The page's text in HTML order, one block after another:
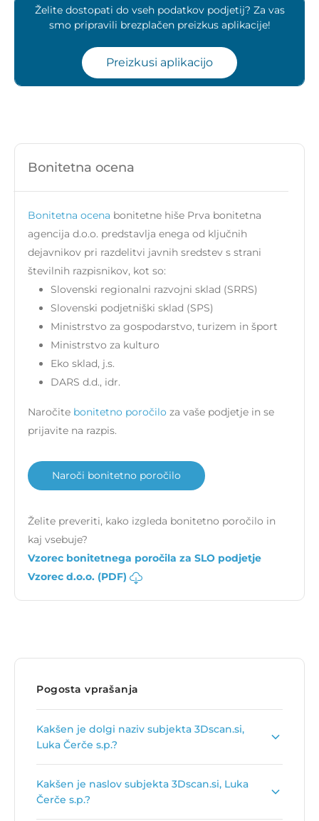
Želite dostopati do vseh podatkov podjetij? Za vas
smo pripravili brezplačen preizkus aplikacije!
Preizkusi aplikacijo
Bonitetna ocena
Bonitetna ocena bonitetne hiše Prva bonitetna
agencija d.o.o. predstavlja enega od ključnih
dejavnikov pri razdelitvi javnih sredstev s strani
številnih razpisnikov, kot so:
Slovenski regionalni razvojni sklad (SRRS)
Slovenski podjetniški sklad (SPS)
Ministrstvo za gospodarstvo, turizem in šport
Ministrstvo za kulturo
Eko sklad, j.s.
DARS d.d., idr.
Naročite bonitetno poročilo za vaše podjetje in se
prijavite na razpis.
Naroči bonitetno poročilo
Želite preveriti, kako izgleda bonitetno poročilo in
kaj vsebuje?
Vzorec bonitetnega poročila za SLO podjetje
Vzorec d.o.o. (PDF)
Pogosta vprašanja
Kakšen je dolgi naziv subjekta 3Dscan.si,
Luka Čerče s.p.?
Luka Čerče s.p..
Kakšen je naslov subjekta 3Dscan.si, Luka
Čerče s.p.?